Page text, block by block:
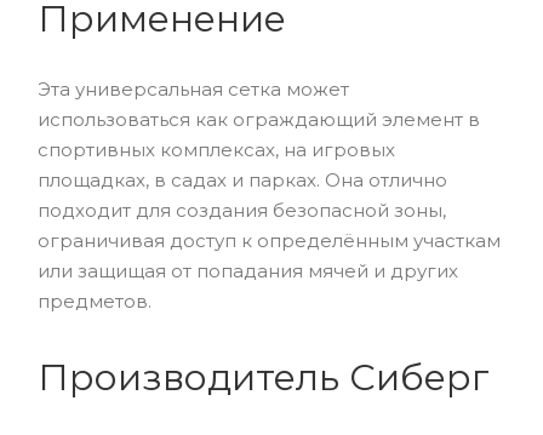
Применение
Эта универсальная сетка может
использоваться как ограждающий элемент в
спортивных комплексах, на игровых
площадках, в садах и парках. Она отлично
подходит для создания безопасной зоны,
ограничивая доступ к определённым участкам
или защищая от попадания мячей и других
предметов.
Производитель Сиберг